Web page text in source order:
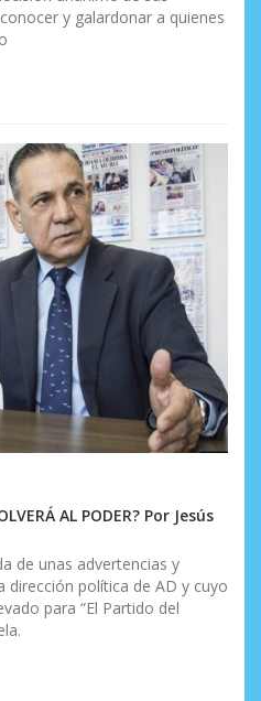
y galardonar a quienes
AL PODER? Por Jesús
de unas advertencias y
dirección política de AD y cuyo
para “El Partido del